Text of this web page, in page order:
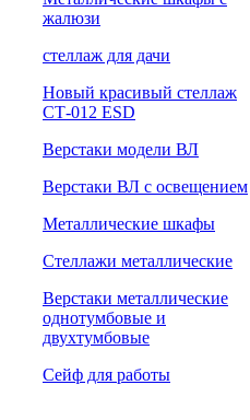
жалюзи
cтеллаж для дачи
Новый красивый стеллаж
СТ-012 ESD
Верстаки модели ВЛ
Верстаки ВЛ с освещением
Металлические шкафы
Стеллажи металлические
Верстаки металлические
однотумбовые и
двухтумбовые
Сейф для работы